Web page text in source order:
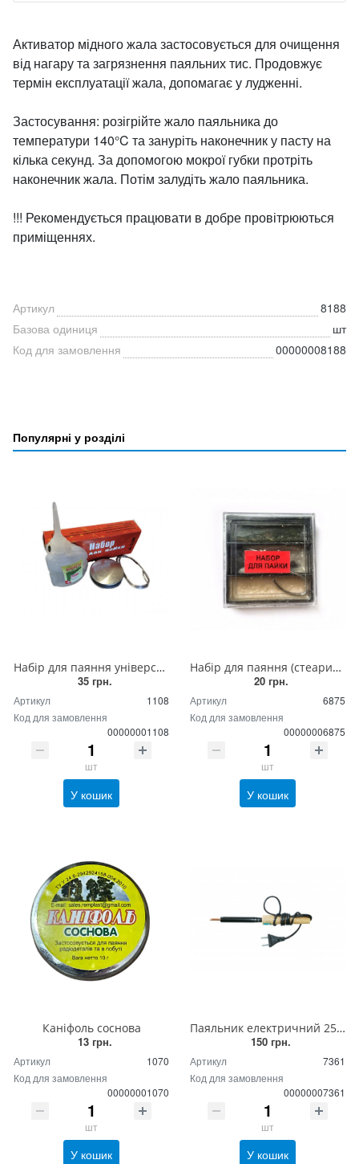
Активатор мідного жала застосовується для очищення
від нагару та загрязнення паяльних тис. Продовжує
термін експлуатації жала, допомагає у лудженні.
Застосування: розігрійте жало паяльника до
температури 140°C та зануріть наконечник у пасту на
кілька секунд. За допомогою мокрої губки протріть
наконечник жала. Потім залудіть жало паяльника.
!!! Рекомендується працювати в добре провітрюються
приміщеннях.
Артикул
8188
Базова одиниця
шт
Код для замовлення
00000008188
Популярні у розділі
Набір для паяння універсальний
35 грн.
Артикул
1108
Код для замовлення
00000001108
шт
У кошик
Набір для паяння (стеарин, каніфоль, припій) у пластиковій коробочці
20 грн.
Артикул
6875
Код для замовлення
00000006875
шт
У кошик
Каніфоль соснова
13 грн.
Артикул
1070
Код для замовлення
00000001070
шт
У кошик
Паяльник електричний 25 Вт 220 В
150 грн.
Артикул
7361
Код для замовлення
00000007361
шт
У кошик